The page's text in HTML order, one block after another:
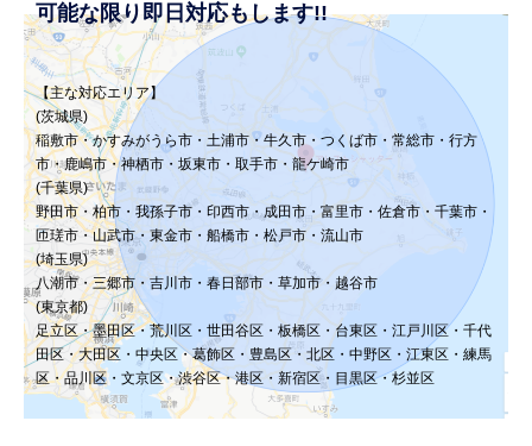
可能な限り即日対応もします!!
【主な対応エリア】
(茨城県)
稲敷市・かすみがうら市・土浦市・牛久市・つくば市・常総市・行方
市・鹿嶋市・神栖市・坂東市・取手市・龍ケ崎市
(千葉県)
野田市・柏市・我孫子市・印西市・成田市・富里市・佐倉市・千葉市・
匝瑳市・山武市・東金市・船橋市・松戸市・流山市
(埼玉県)
八潮市・三郷市・吉川市・春日部市・草加市・越谷市
(東京都)
足立区・墨田区・荒川区・世田谷区・板橋区・台東区・江戸川区・千代
田区・大田区・中央区・葛飾区・豊島区・北区・中野区・江東区・練馬
区・品川区・文京区・渋谷区・港区・新宿区・目黒区・杉並区​